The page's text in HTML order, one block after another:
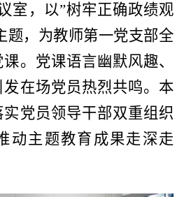
室，以”树牢正确政绩观
题，为教师第一党支部全
。党课语言幽默风趣、
在场党员热烈共鸣。本
党员领导干部双重组织
动主题教育成果走深走